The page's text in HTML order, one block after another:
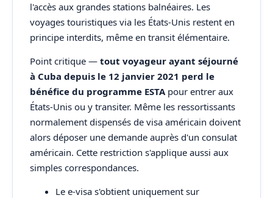
l'accès aux grandes stations balnéaires. Les
voyages touristiques via les États-Unis restent en
principe interdits, même en transit élémentaire.
Point critique — tout voyageur ayant séjourné
à Cuba depuis le 12 janvier 2021 perd le
bénéfice du programme ESTApour entrer aux
États-Unis ou y transiter. Même les ressortissants
normalement dispensés de visa américain doivent
alors déposer une demande auprès d'un consulat
américain. Cette restriction s'applique aussi aux
simples correspondances.
Le e-visa s'obtient uniquement sur